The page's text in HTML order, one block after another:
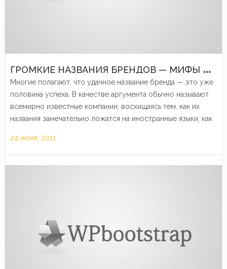
Г
РОМКИЕ НАЗВАНИЯ БРЕНДОВ — МИФЫ И ЛЕГЕНДЫ
Многие полагают, что удачное название бренда — это уже
половина успеха. В качестве аргумента обычно называют
всемирно известные компании, восхищаясь тем, как их
названия замечательно ложатся на иностранные языки, как
24 июня, 2011